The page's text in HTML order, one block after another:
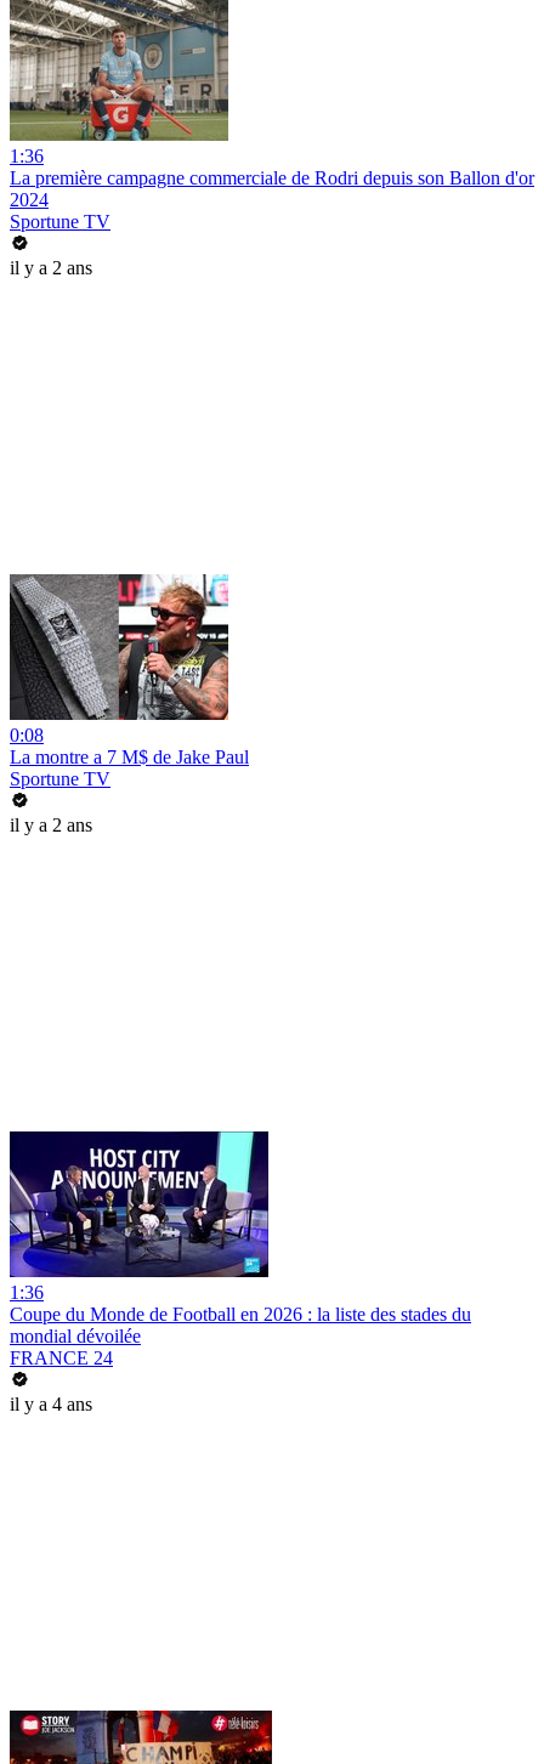
1:36
La première campagne commerciale de Rodri depuis son Ballon d'or
2024
Sportune TV
il y a 2 ans
0:08
La montre a 7 M$ de Jake Paul
Sportune TV
il y a 2 ans
1:36
Coupe du Monde de Football en 2026 : la liste des stades du
mondial dévoilée
FRANCE 24
il y a 4 ans